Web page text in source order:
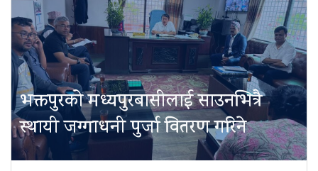
भक्तपुरको मध्यपुरबासीलाई साउनभित्रै
स्थायी जग्गाधनी पुर्जा वितरण गरिने